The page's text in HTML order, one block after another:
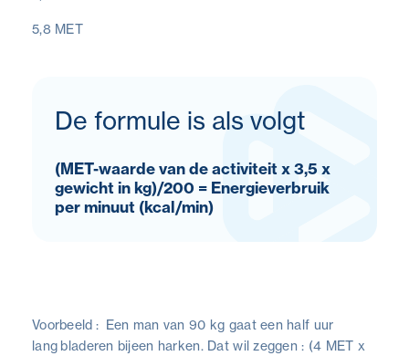
5,8 MET
De formule is als volgt
(MET-waarde van de activiteit x 3,5 x
gewicht in kg)/200 = Energieverbruik
per minuut (kcal/min)
Voorbeeld : Een man van 90 kg gaat een half uur
lang bladeren bijeen harken. Dat wil zeggen : (4 MET x